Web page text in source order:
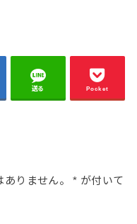
送る Pocket
りません。 * が付いて